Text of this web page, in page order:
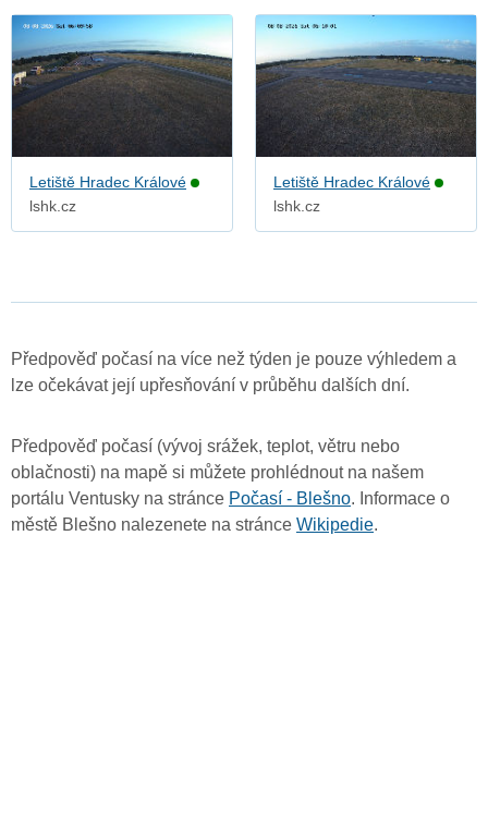
Letiště Hradec Králové
lshk.cz
Letiště Hradec Králové
lshk.cz
Předpověď počasí na více než týden je pouze výhledem a
lze očekávat její upřesňování v průběhu dalších dní.
Předpověď počasí (vývoj srážek, teplot, větru nebo
oblačnosti) na mapě si můžete prohlédnout na našem
portálu Ventusky na stránce Počasí - Blešno. Informace o
městě Blešno nalezenete na stránce Wikipedie.